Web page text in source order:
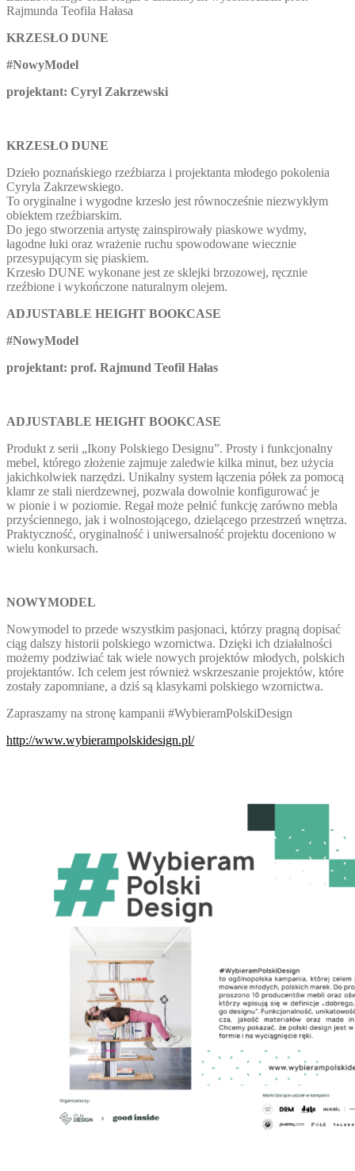
Rajmunda Teofila Hałasa
KRZESŁO DUNE
#NowyModel
projektant: Cyryl Zakrzewski
KRZESŁO DUNE
Dzieło poznańskiego rzeźbiarza i projektanta młodego pokolenia
Cyryla Zakrzewskiego.
To oryginalne i wygodne krzesło jest równocześnie niezwykłym
obiektem rzeźbiarskim.
Do jego stworzenia artystę zainspirowały piaskowe wydmy,
łagodne łuki oraz wrażenie ruchu spowodowane wiecznie
przesypującym się piaskiem.
Krzesło DUNE wykonane jest ze sklejki brzozowej, ręcznie
rzeźbione i wykończone naturalnym olejem.
ADJUSTABLE HEIGHT BOOKCASE
#NowyModel
projektant: prof. Rajmund Teofil Hałas
ADJUSTABLE HEIGHT BOOKCASE
Produkt z serii „Ikony Polskiego Designu”. Prosty i funkcjonalny
mebel, którego złożenie zajmuje zaledwie kilka minut, bez użycia
jakichkolwiek narzędzi. Unikalny system łączenia półek za pomocą
klamr ze stali nierdzewnej, pozwala dowolnie konfigurować je
w pionie i w poziomie. Regał może pełnić funkcję zarówno mebla
przyściennego, jak i wolnostojącego, dzielącego przestrzeń wnętrza.
Praktyczność, oryginalność i uniwersalność projektu doceniono w
wielu konkursach.
NOWYMODEL
Nowymodel to przede wszystkim pasjonaci, którzy pragną dopisać
ciąg dalszy historii polskiego wzornictwa. Dzięki ich działalności
możemy podziwiać tak wiele nowych projektów młodych, polskich
projektantów. Ich celem jest również wskrzeszanie projektów, które
zostały zapomniane, a dziś są klasykami polskiego wzornictwa.
Zapraszamy na stronę kampanii #WybieramPolskiDesign
http://www.wybierampolskidesign.pl/